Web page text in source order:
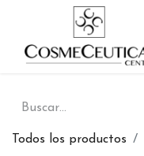
Todos los productos